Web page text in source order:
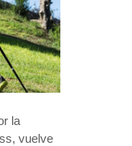
la
vuelve